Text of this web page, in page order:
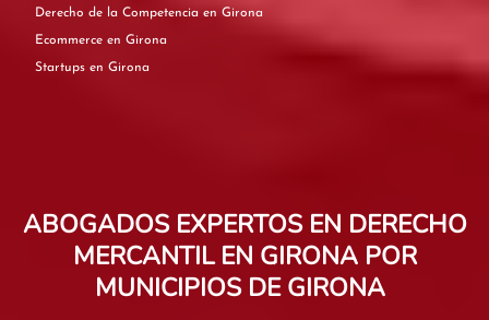
Derecho de la Competencia en Girona
Ecommerce en Girona
Startups en Girona
ABOGADOS EXPERTOS EN DERECHO
MERCANTIL EN GIRONA POR
MUNICIPIOS DE GIRONA